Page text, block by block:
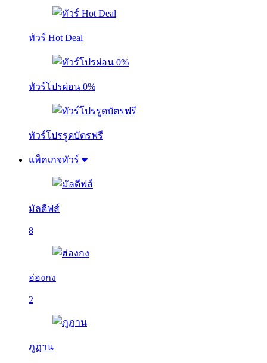
ทัวร์ Hot Deal
ทัวร์โปรผ่อน 0%
ทัวร์โปรรูดบัตรฟรี
แพ็คเกจทัวร์
มัลดีฟส์
8
ฮ่องกง
2
ภูฏาน